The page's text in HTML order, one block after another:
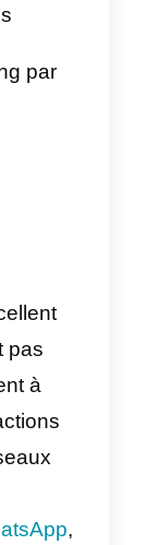
les clients,
d’outils
tirer le